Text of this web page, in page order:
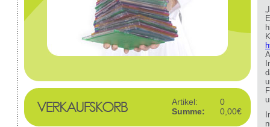
Artikel:
0
Summe:
0,00€